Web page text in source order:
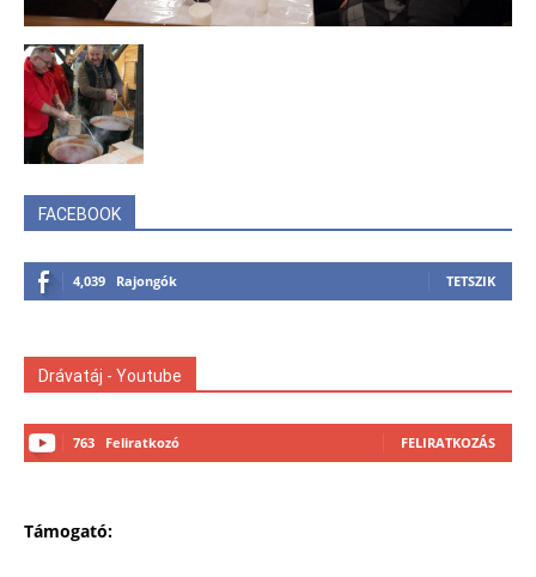
FACEBOOK
4,039 Rajongók TETSZIK
Drávatáj - Youtube
763 Feliratkozó FELIRATKOZÁS
Támogató: